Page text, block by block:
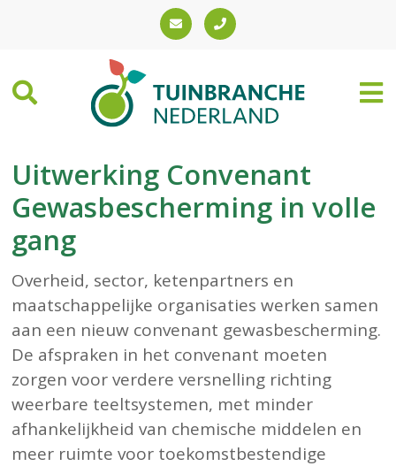
Uitwerking Convenant
Gewasbescherming in volle
gang
Overheid, sector, ketenpartners en
maatschappelijke organisaties werken samen
aan een nieuw convenant gewasbescherming.
De afspraken in het convenant moeten
zorgen voor verdere versnelling richting
weerbare teeltsystemen, met minder
afhankelijkheid van chemische middelen en
meer ruimte voor toekomstbestendige